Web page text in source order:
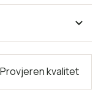
Provjeren kvalitet